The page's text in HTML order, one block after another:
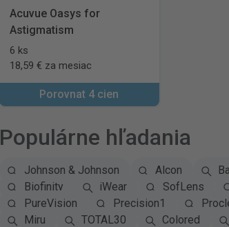
Acuvue Oasys for
Astigmatism
6 ks
18,59 € za mesiac
Porovnat 4 cien
Populárne hľadania
Johnson & Johnson Alcon
Biofinity
iWear SofLens
PureVision
Precision1
Miru
TOTAL30 Colored